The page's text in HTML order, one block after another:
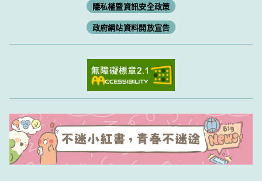
隱私權暨資訊安全政策
政府網站資料開放宣告